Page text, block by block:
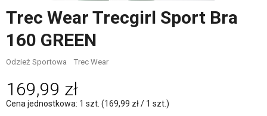
Trec Wear Trecgirl Sport Bra
160 GREEN
Odzież Sportowa Trec Wear
169,99 zł
Cena jednostkowa: 1 szt. (169,99 zł / 1 szt.)